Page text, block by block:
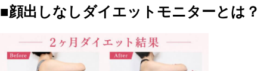
■顔出しなしダイエットモニターとは？